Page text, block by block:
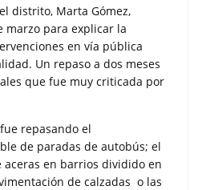
distrito, Marta Gómez,
marzo para explicar la
en vía pública
Un repaso a dos meses
que fue muy criticada por
repasando el
de paradas de autobús; el
en barrios dividido en
de calzadas o las